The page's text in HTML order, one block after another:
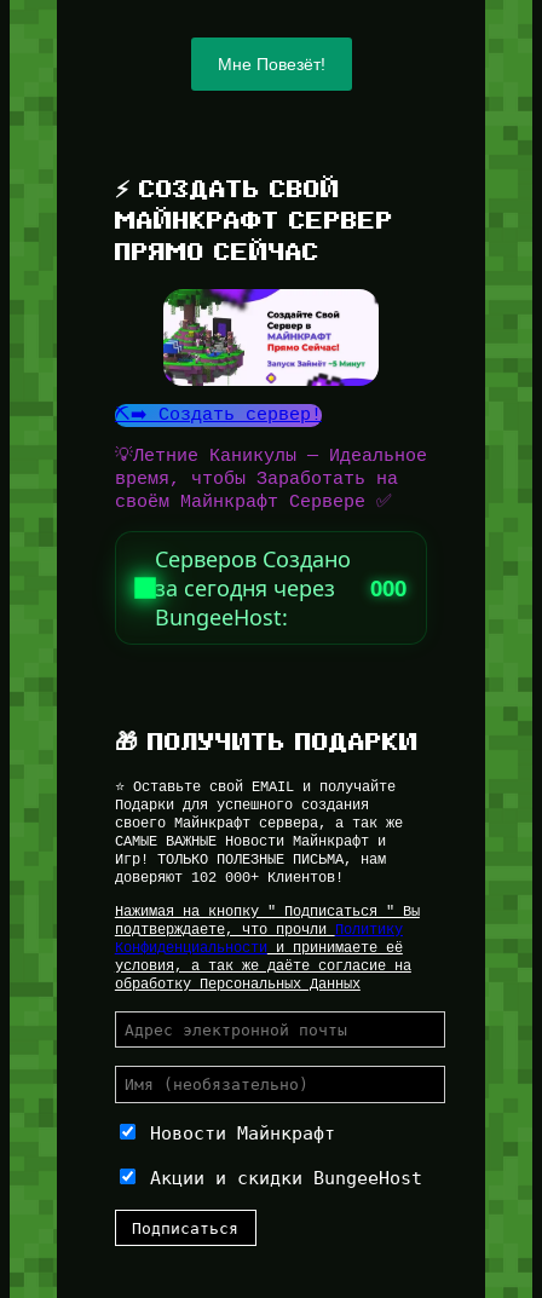
Мне Повезёт!
⚡ СОЗДАТЬ СВОЙ
МАЙНКРАФТ СЕРВЕР
ПРЯМО СЕЙЧАС
⛏️➡️ Создать сервер!
💡Летние Каникулы — Идеальное
время, чтобы Заработать на
своём Майнкрафт Сервере ✅
Серверов Создано
за сегодня через
BungeeHost:
000
🎁 ПОЛУЧИТЬ ПОДАРКИ
⭐ Оставьте свой EMAIL и получайте
Подарки для успешного создания
своего Майнкрафт сервера, а так же
САМЫЕ ВАЖНЫЕ Новости Майнкрафт и
Игр! ТОЛЬКО ПОЛЕЗНЫЕ ПИСЬМА, нам
доверяют 102 000+ Клиентов!
Нажимая на кнопку " Подписаться " Вы
подтверждаете, что прочли
Политику
Конфиденциальностии принимаете её
условия, а так же даёте согласие на
обработку Персональных Данных
Новости Майнкрафт
Акции и скидки BungeeHost